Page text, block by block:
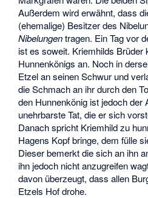
Außerdem wird erwähnt, dass
(ehemalige) Besitzer des
Nibelungentragen. Ein Tag vor
ist es soweit. Kriemhilds Brüder
Hunnenkönigs an. Noch in
Etzel an seinen Schwur und
die Schmach an ihr durch den
den Hunnenkönig ist jedoch der
unehrbarste Tat, die er sich
Danach spricht Kriemhild zu
Hagens Kopf bringe, dem fülle
Dieser bemerkt die sich an ihn
ihn jedoch nicht anzugreifen
davon überzeugt, dass allen
Etzels Hof drohe.